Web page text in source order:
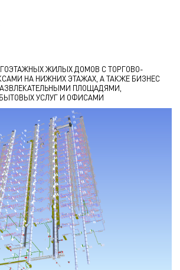
ЖИЛЫХ ДОМОВ С ТОРГОВО-
НА НИЖНИХ ЭТАЖАХ, А ТАКЖЕ БИЗНЕС
ПЛОЩАДЯМИ,
УСЛУГ И ОФИСАМИ